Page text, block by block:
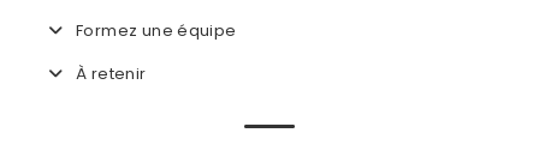
Formez une équipe
À retenir